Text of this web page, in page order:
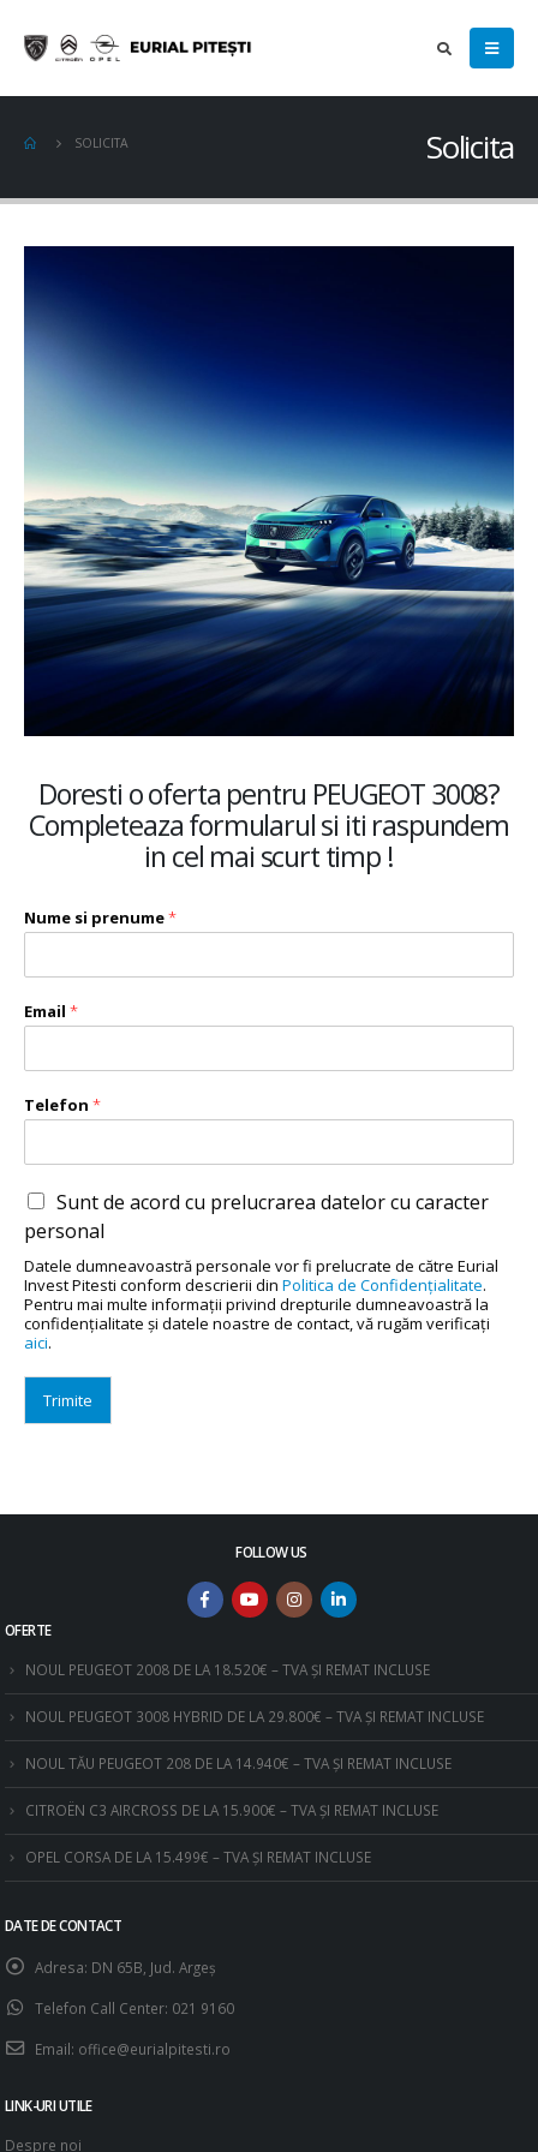
Solicita
SOLICITA
Doresti o oferta pentru PEUGEOT 3008?
Completeaza formularul si iti raspundem
in cel mai scurt timp !
Nume si prenume*
Email *
Telefon *
Sunt de acord cu prelucrarea datelor cu caracter
personal
Datele dumneavoastră personale vor fi prelucrate de către Eurial
Invest Pitesti conform descrierii din Politica de Confidenţialitate.
Pentru mai multe informaţii privind drepturile dumneavoastră la
confidenţialitate şi datele noastre de contact, vă rugăm verificaţi
aici.
Trimite
FOLLOW US
OFERTE
NOUL PEUGEOT 2008 DE LA 18.520€ – TVA ȘI REMAT INCLUSE
NOUL PEUGEOT 3008 HYBRID DE LA 29.800€ – TVA ȘI REMAT INCLUSE
NOUL TĂU PEUGEOT 208 DE LA 14.940€ – TVA ȘI REMAT INCLUSE
CITROËN C3 AIRCROSS DE LA 15.900€ – TVA ȘI REMAT INCLUSE
OPEL CORSA DE LA 15.499€ – TVA ȘI REMAT INCLUSE
DATE DE CONTACT
Adresa: DN 65B, Jud. Argeş
Telefon Call Center: 021 9160
Email: office@eurialpitesti.ro
LINK-URI UTILE
Despre noi